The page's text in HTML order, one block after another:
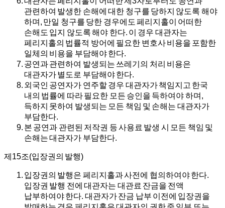
관련하여 발생한 손해에 대한 청구를 당하지 않도록 해야
하며, 만일 청구를 당한 경우에도 페리지홀이 어떠한
손해도 입지 않도록 해야 한다. 이 경우 대관자는
페리지홀의 법률적 방어에 필요한 변호사 비용을 포함한
일체의 비용을 부담해야 한다.
공연과 관련하여 발생되는 쓰레기의 처리 비용은
대관자가 별도로 부담해야 한다.
외국인 공연자가 연주할 경우 대관자가 책임지고 한국
내의 법률에 따라 필요한 모든 승인을 득하여야 하며,
득하지 못하여 발생되는 모든 책임 및 손해는 대관자가
부담한다.
본 공연과 관련된 저작권 등 사용료 발생 시 모든 책임 및
손해는 대관자가 부담한다.
제15조(입장권의 발행)
입장권의 발행은 페리지홀과 사전에 협의하여야 한다.
입장권 발행 전에 대관자는 대관료 잔금을 전액
납부하여야 한다. 대관자가 잔금 납부 이전에 입장권을